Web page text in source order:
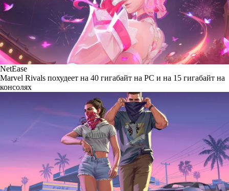
NetEase
Marvel Rivals похудеет на 40 гигабайт на PC и на 15 гигабайт на
консолях